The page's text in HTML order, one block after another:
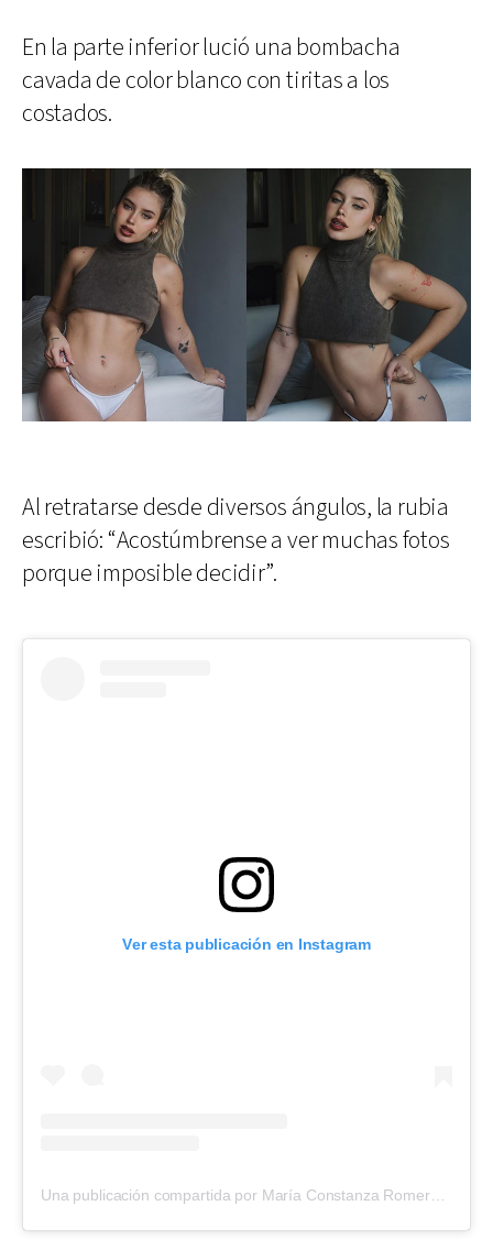
En la parte inferior lució una bombacha
cavada de color blanco con tiritas a los
costados.
Al retratarse desde diversos ángulos, la rubia
escribió: “Acostúmbrense a ver muchas fotos
porque imposible decidir”.
Ver esta publicación en Instagram